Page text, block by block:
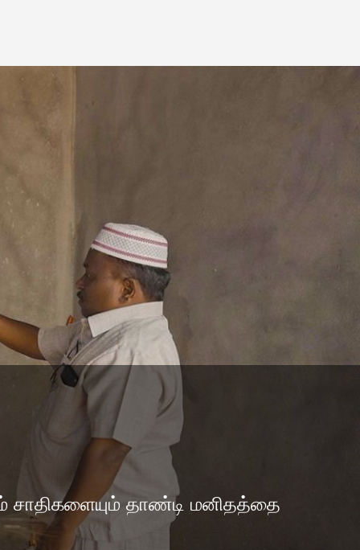
சாதிகளையும் தாண்டி மனிதத்தை